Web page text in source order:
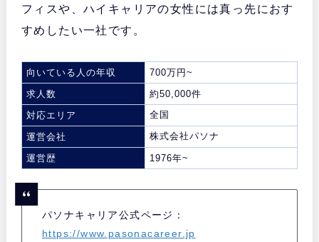
フィスや、ハイキャリアの女性には真っ先におす
すめしたい一社です。
向いている人の年収
700万円~
求人数
約50,000件
対応エリア
全国
運営会社 株式会社パソナ
運営歴 1976年~
パソナキャリア公式ページ：
https://www.pasonacareer.jp